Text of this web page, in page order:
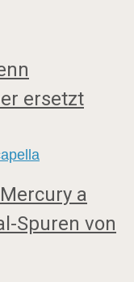
ersetzt
a
Spuren von